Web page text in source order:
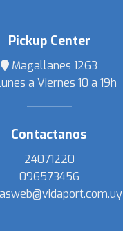
Pickup Center
Magallanes 1263
a Viernes 10 a 19h
Contactanos
24071220
096573456